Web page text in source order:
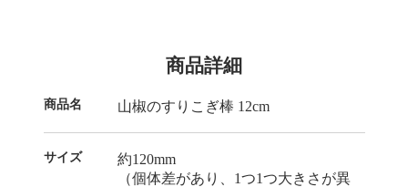
商品詳細
商品名 山椒のすりこぎ棒 12cm
サイズ
約120mm
（個体差があり、1つ1つ大きさが異